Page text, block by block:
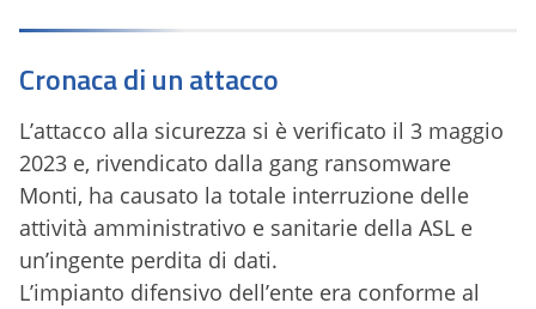
Cronaca di un attacco
L’attacco alla sicurezza si è verificato il 3 maggio
2023 e, rivendicato dalla gang ransomware
Monti, ha causato la totale interruzione delle
attività amministrativo e sanitarie della ASL e
un’ingente perdita di dati.
L’impianto difensivo dell’ente era conforme al